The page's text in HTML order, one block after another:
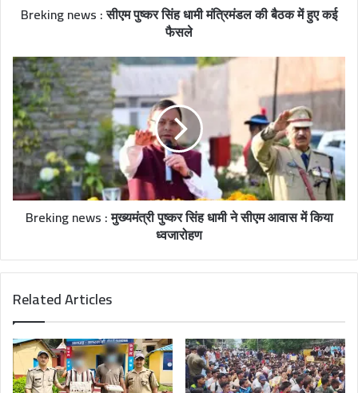
Breking news : सीएम पुष्कर सिंह धामी मंत्रिमंडल की बैठक में हुए कई
फैसले
Breking news : मुख्यमंत्री पुष्कर सिंह धामी ने सीएम आवास में किया
ध्वजारोहण
Related Articles